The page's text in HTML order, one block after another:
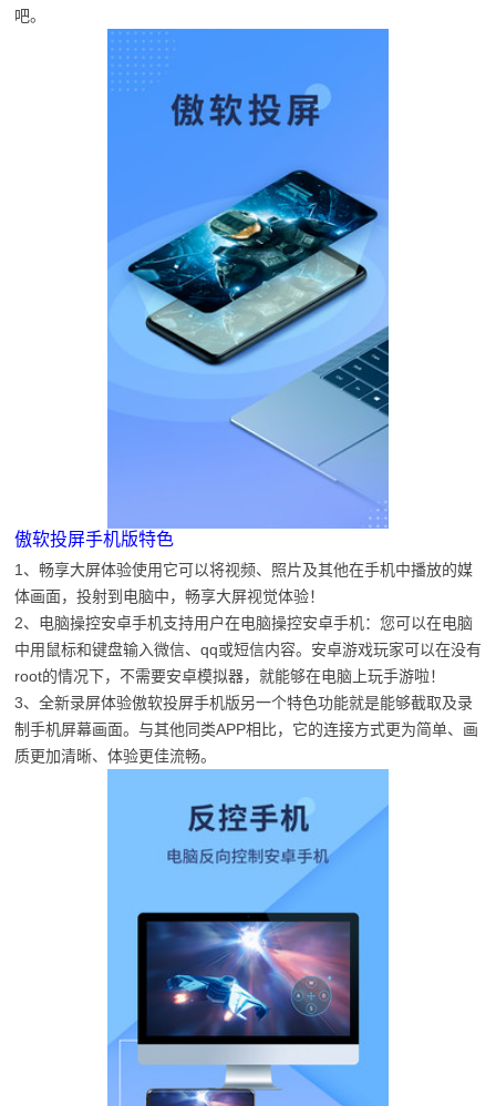
吧。
傲软投屏手机版特色
1、畅享大屏体验使用它可以将视频、照片及其他在手机中播放的媒
体画面，投射到电脑中，畅享大屏视觉体验！
2、电脑操控安卓手机支持用户在电脑操控安卓手机：您可以在电脑
中用鼠标和键盘输入微信、qq或短信内容。安卓游戏玩家可以在没有
root的情况下，不需要安卓模拟器，就能够在电脑上玩手游啦！
3、全新录屏体验傲软投屏手机版另一个特色功能就是能够截取及录
制手机屏幕画面。与其他同类APP相比，它的连接方式更为简单、画
质更加清晰、体验更佳流畅。